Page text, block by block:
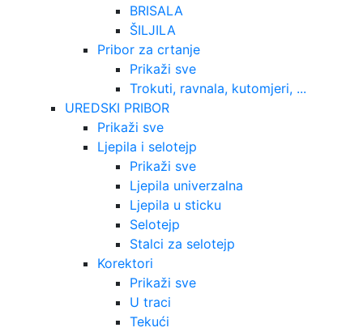
BRISALA
ŠILJILA
Pribor za crtanje
Prikaži sve
Trokuti, ravnala, kutomjeri, ...
UREDSKI PRIBOR
Prikaži sve
Ljepila i selotejp
Prikaži sve
Ljepila univerzalna
Ljepila u sticku
Selotejp
Stalci za selotejp
Korektori
Prikaži sve
U traci
Tekući